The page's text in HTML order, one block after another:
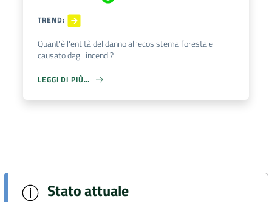
TREND:
Quant'è l'entità del danno all’ecosistema forestale
causato dagli incendi?
LEGGI DI PIÙ…
Stato attuale